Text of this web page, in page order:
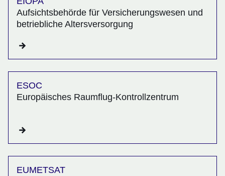
Aufsichtsbehörde für Versicherungswesen und
betriebliche Altersversorgung
ESOC
Europäisches Raumflug-Kontrollzentrum
EUMETSAT